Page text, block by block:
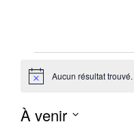
Notice Aucun résultat trouvé.
À venir